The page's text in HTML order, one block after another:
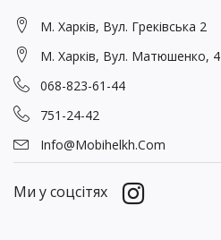
М. Харків, Вул. Греківська 2
М. Харків, Вул. Матюшенко, 4
068-823-61-44
751-24-42
Info@mobihelkh.com
Ми у соцсітях